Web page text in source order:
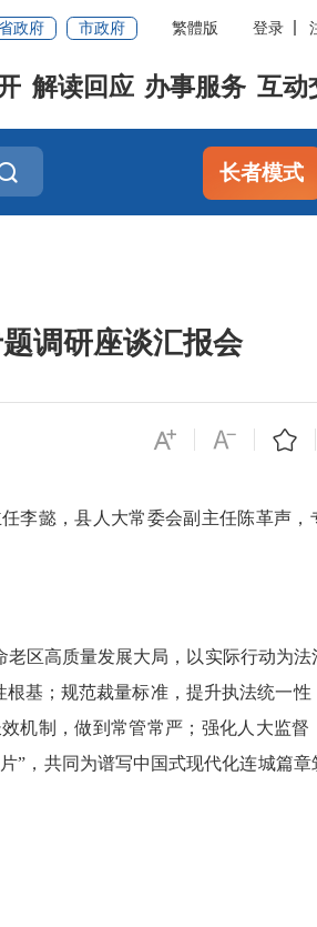
政府 市政府 繁體版 登录
解读回应 办事服务 互动
长者模式
调研座谈汇报会
懿，县人大常委会副主任陈革声，
区高质量发展大局，以实际行动为法
基；规范裁量标准，提升执法统一性
机制，做到常管常严；强化人大监督
”，共同为谱写中国式现代化连城篇章